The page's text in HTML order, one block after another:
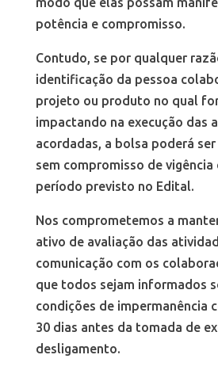
potência e compromisso.
Contudo, se por qualquer
identificação da pessoa
projeto ou produto no qual
impactando na execução das
acordadas, a bolsa poderá
sem compromisso de
período previsto no Edital.
Nos comprometemos a
ativo de avaliação das
comunicação com os
que todos sejam informados
condições de impermanência
30 dias antes da tomada de
desligamento.